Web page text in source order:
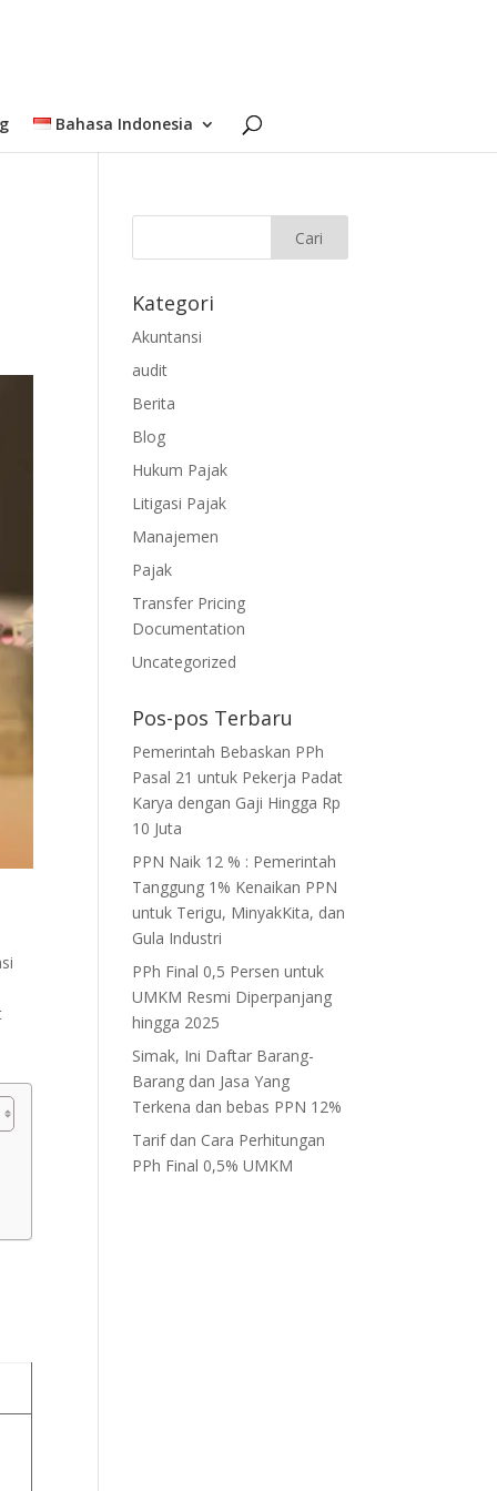
Bahasa Indonesia
Kategori
Akuntansi
audit
Berita
Blog
Hukum Pajak
Litigasi Pajak
Manajemen
Pajak
Transfer Pricing
Documentation
Uncategorized
Pos-pos Terbaru
Pemerintah Bebaskan PPh
Pasal 21 untuk Pekerja Padat
Karya dengan Gaji Hingga Rp
10 Juta
PPN Naik 12 % : Pemerintah
Tanggung 1% Kenaikan PPN
untuk Terigu, MinyakKita, dan
Gula Industri
PPh Final 0,5 Persen untuk
UMKM Resmi Diperpanjang
hingga 2025
Simak, Ini Daftar Barang-
Barang dan Jasa Yang
Terkena dan bebas PPN 12%
Tarif dan Cara Perhitungan
PPh Final 0,5% UMKM